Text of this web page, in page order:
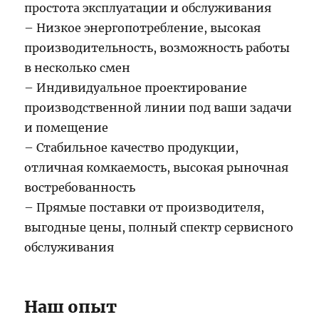
простота эксплуатации и обслуживания
– Низкое энергопотребление, высокая
производительность, возможность работы
в несколько смен
– Индивидуальное проектирование
производственной линии под ваши задачи
и помещение
– Стабильное качество продукции,
отличная комкаемость, высокая рыночная
востребованность
– Прямые поставки от производителя,
выгодные цены, полный спектр сервисного
обслуживания
Наш опыт